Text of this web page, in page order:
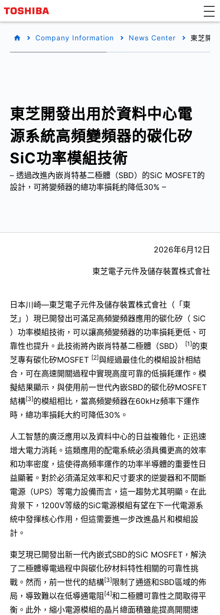
Company Information News Center 東芝開
東芝開發出用於資料中心電
源系統高頻變頻器的碳化矽
SiC功率模組技術
– 透過改進內嵌肖特基二極體（SBD）的SiC MOSFET的
設計，可將變頻器的總功率損耗約降低30% –
2026年6月12日
東芝電子元件及儲存裝置株式會社
日本川崎—東芝電子元件及儲存裝置株式會社（「東
芝」）現已開發出可滿足高頻變頻器應用的碳化矽（ SiC
）功率模組技術，可以讓高頻變頻器的功率損耗更低、可
靠性也提升。此技術將內嵌肖特基二極體（SBD）
[1]的東
芝專有碳化矽MOSFET [2]與經過最佳化的模組設計相結
合，可在高速開關過程中實現高度可靠的低損耗運作。模
擬結果顯示，與使用前一世代內嵌SBD的碳化矽MOSFET
結構[3]的模組相比，當高頻變頻器在60kHz頻率下運作
時，總功率損耗大約可降低30%。
人工智慧的廣泛應用以及資料中心的日益複雜化，正迅速
增大電力消耗。這類應用的配電系統必須具備更高的效率
和功率密度，這使得高頻率運作的功率半導體的重要性日
益顯著。對於必須滿足效率和尺寸要求的逆變器和不間斷
電源（UPS）等電力設備而言，這一趨勢尤其明顯。在此
背景下，1200V等級的SiC電源模組有望在下一代電源系
統中發揮核心作用，但這需要進一步改進晶片和模組設
計。
東芝現已開發出新一代內嵌式SBD的SiC MOSFET，解決
了二極體導電過程中與碳化矽材料特性相關的可靠性挑
戰。然而，前一世代的結構[3] 限制了通道和SBD區域的佈
局，導致難以在低導通電阻 [4]和二極體可靠性之間取得平
衡。此外，縮小電源模組的晶片總面積雖能提高開關速